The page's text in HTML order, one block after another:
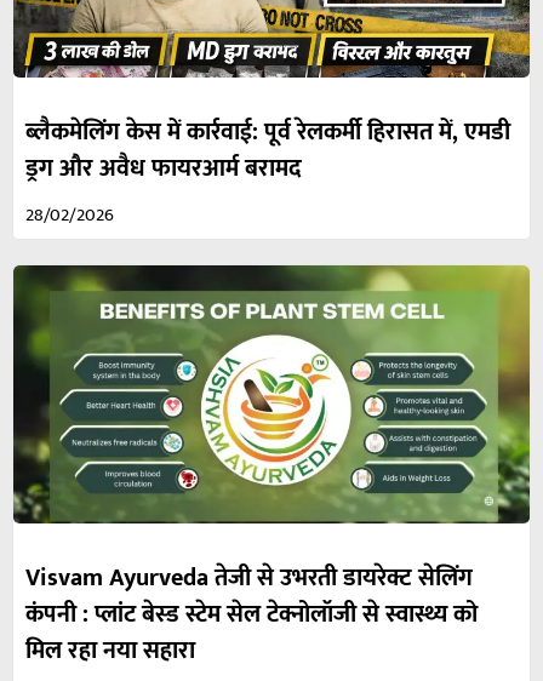
ब्लैकमेलिंग केस में कार्रवाई: पूर्व रेलकर्मी हिरासत में, एमडी
ड्रग और अवैध फायरआर्म बरामद
28/02/2026
Visvam Ayurveda तेजी से उभरती डायरेक्ट सेलिंग
कंपनी : प्लांट बेस्ड स्टेम सेल टेक्नोलॉजी से स्वास्थ्य को
मिल रहा नया सहारा